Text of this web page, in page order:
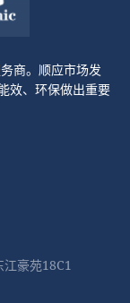
商。顺应市场发
效、环保做出重要
豪苑18C1